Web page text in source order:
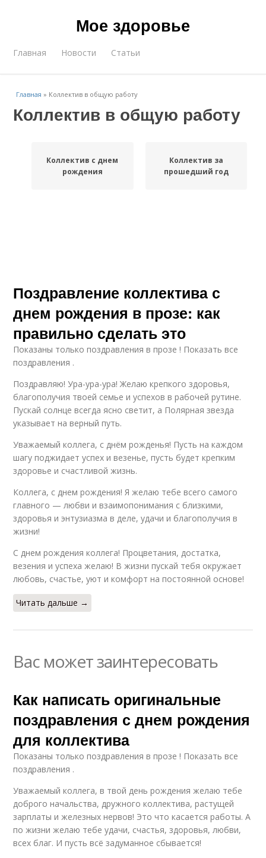
Мое здоровье
Главная Новости Статьи
Главная » Коллектив в общую работу
Коллектив в общую работу
Коллектив с днем
рождения
Коллектив за
прошедший год
Поздравление коллектива с
днем рождения в прозе: как
правильно сделать это
Показаны только поздравления в прозе ! Показать все
поздравления .
Поздравляю! Ура-ура-ура! Желаю крепкого здоровья,
благополучия твоей семье и успехов в рабочей рутине.
Пускай солнце всегда ясно светит, а Полярная звезда
указывает на верный путь.
Уважаемый коллега, с днём рожденья! Пусть на каждом
шагу поджидает успех и везенье, пусть будет крепким
здоровье и счастливой жизнь.
Коллега, с днем рождения! Я желаю тебе всего самого
главного — любви и взаимопонимания с близкими,
здоровья и энтузиазма в деле, удачи и благополучия в
жизни!
С днем рождения коллега! Процветания, достатка,
везения и успеха желаю! В жизни пускай тебя окружает
любовь, счастье, уют и комфорт на постоянной основе!
Читать дальше →
Вас может заинтересовать
Как написать оригинальные
поздравления с днем рождения
для коллектива
Показаны только поздравления в прозе ! Показать все
поздравления .
Уважаемый коллега, в твой день рождения желаю тебе
доброго начальства, дружного коллектива, растущей
зарплаты и железных нервов! Это что касается работы. А
по жизни желаю тебе удачи, счастья, здоровья, любви,
всех благ. И пусть всё задуманное сбывается!